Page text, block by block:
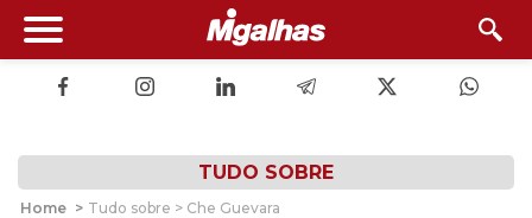
TUDO SOBRE
Home > Tudo sobre > Che Guevara